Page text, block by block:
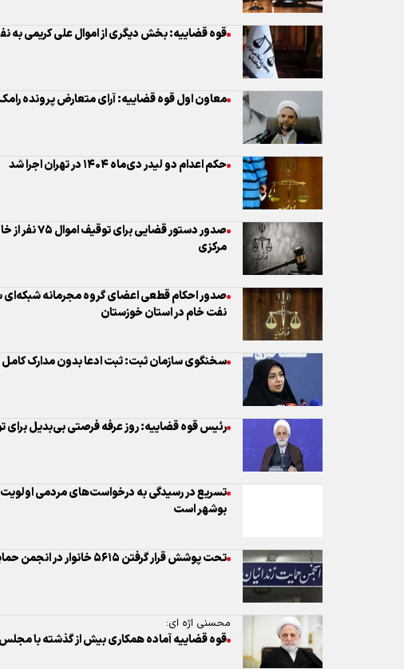
قوه قضاییه: بخش دیگری از اموال علی کریمی به
معاون اول قوه قضاییه: آرای متعارض پرونده
حکم اعدام دو لیدر دی‌ماه ۱۴۰۴ در تهران اجرا شد
صدور دستور
مرکزی
نفت خام در استان خوزستان
سخنگوی سازمان ثبت: ثبت ادعا بدون مدارک
رئیس قوه قضاییه: روز عرفه فرصتی بی‌بدیل برای
تسریع در رسیدگی به درخواست‌های مردمی
بوشهر است
تحت پوشش قرار گرفتن ۵۶۱۵ خانوار در انجمن حمایت از زندانیان استان تهران
محسنی اژه ای:
قوه قضاییه آماده همکاری بیش از گذشته با